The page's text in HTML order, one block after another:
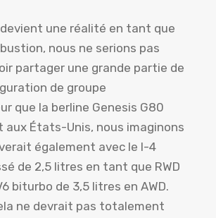
une réalité en tant que
nous ne serions pas
partager une grande partie de
de groupe
que la berline Genesis G80
aux États-Unis, nous imaginons
également avec le I-4
de 2,5 litres en tant que RWD
biturbo de 3,5 litres en AWD.
ne devrait pas totalement